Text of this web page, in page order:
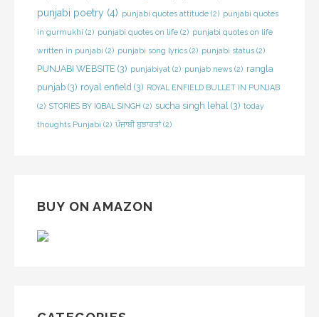
punjabi poetry (4) punjabi quotes attitude (2) punjabi quotes
in gurmukhi (2) punjabi quotes on life (2) punjabi quotes on life
written in punjabi (2) punjabi song lyrics (2) punjabi status (2)
PUNJABI WEBSITE (3) punjabiyat (2) punjab news (2) rangla
punjab (3) royal enfield (3) ROYAL ENFIELD BULLET IN PUNJAB
(2) STORIES BY IQBAL SINGH (2) sucha singh lehal (3) today
thoughts Punjabi (2) ਪੰਜਾਬੀ ਬੁਝਾਰਤਾਂ(2)
BUY ON AMAZON